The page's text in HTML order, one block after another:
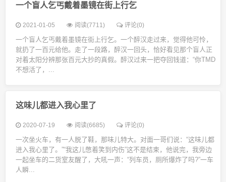
一个盲人乞丐戴着墨镜在街上行乞
2021-01-05 阅读(7711) 评论(0)
一个盲人乞丐戴着墨镜在街上行乞。一个醉汉走过来，觉得他可怜，
就扔了一百元给他。走了一段路，醉汉一回头，恰好看见那个盲人正
对着太阳分辨那张百元大抄的真假。醉汉过来一把夺回钱道：“你TMD
不想活了，...
这味儿都进入我心里了
2020-07-19 阅读(6685) 评论(0)
一次坐火车，有一人脱了鞋，那味儿特大。对面一哥们说：“这味儿都
进入我心里了。”“我这儿憋着笑到内伤”这不是结束，他说完，我旁边
一起坐车的二货室友醒了，大吼一声：“列车员，厕所爆炸了吗?”一车
人瞬...